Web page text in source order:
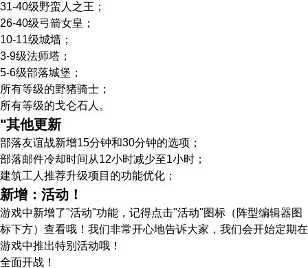
31-40级野蛮人之王；
26-40级弓箭女皇；
10-11级城墙；
3-9级法师塔；
5-6级部落城堡；
所有等级的野猪骑士；
所有等级的戈仑石人。
"其他更新
部落友谊战新增15分钟和30分钟的选项；
部落邮件冷却时间从12小时减少至1小时；
建筑工人推荐升级项目的功能优化；
新增：活动！
游戏中新增了"活动"功能，记得点击"活动"图标（阵型编辑器图
标下方）查看哦！我们非常开心地告诉大家，我们会开始定期在
游戏中推出特别活动哦！
全面开战！